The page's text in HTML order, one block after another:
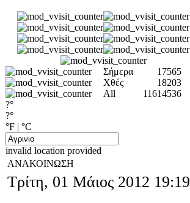
Σήμερα
17565
Χθές
18203
All
11614536
?°
?°
°F | °C
invalid location provided
ΑΝΑΚΟΙΝΩΣΗ
Τρίτη, 01 Μάιος 2012 19:19